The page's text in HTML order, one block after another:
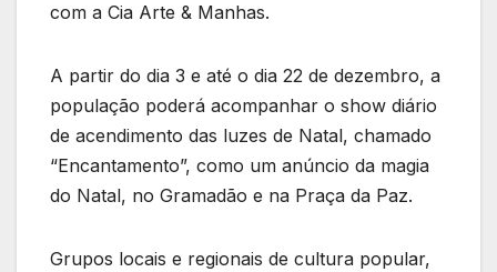
com a Cia Arte & Manhas.
A partir do dia 3 e até o dia 22 de dezembro, a
população poderá acompanhar o show diário
de acendimento das luzes de Natal, chamado
“Encantamento”, como um anúncio da magia
do Natal, no Gramadão e na Praça da Paz.
Grupos locais e regionais de cultura popular,